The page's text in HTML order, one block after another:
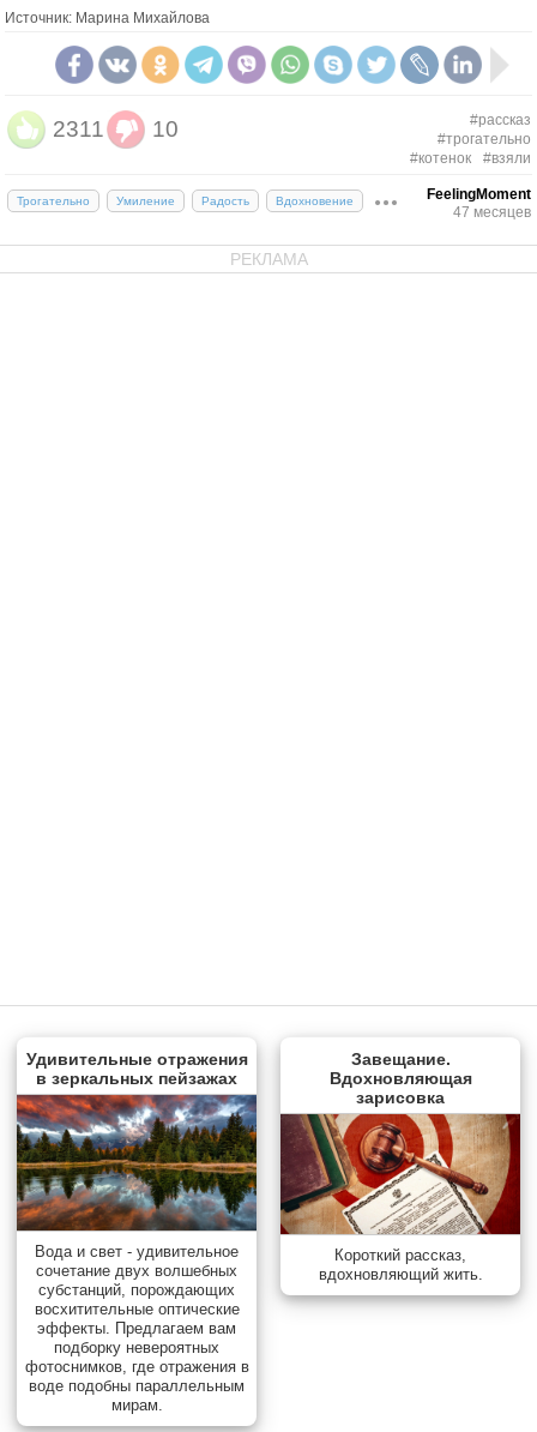
Источник: Марина Михайлова
2311 10
#рассказ
#трогательно
#котенок
#взяли
Трогательно Умиление Радость Вдохновение
FeelingMoment
47 месяцев
РЕКЛАМА
Удивительные отражения
в зеркальных пейзажах
Вода и свет - удивительное
сочетание двух волшебных
субстанций, порождающих
восхитительные оптические
эффекты. Предлагаем вам
подборку невероятных
фотоснимков, где отражения в
воде подобны параллельным
мирам.
Завещание.
Вдохновляющая
зарисовка
Короткий рассказ,
вдохновляющий жить.